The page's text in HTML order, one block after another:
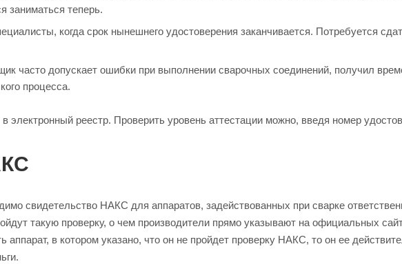
заниматься теперь.
когда срок нынешнего удостоверения заканчивается. Потребуется
часто допускает ошибки при выполнении сварочных соединений, получил
процесса.
электронный реестр. Проверить уровень аттестации можно, введя номер
свидетельство НАКС для аппаратов, задействованных при сварке
такую проверку, о чем производители прямо указывают на официальных
аппарат, в котором указано, что он не пройдет проверку НАКС, то он ее